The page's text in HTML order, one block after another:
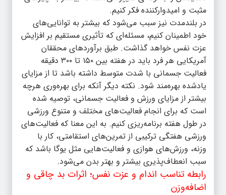
مثبت و امیدوارکننده فکر کنیم.
در بلندمدت نیز سبب می‌شود که بیشتر به توانایی‌های
خود اطمینان کنیم، مسئله‌ای که تأثیری مستقیم بر افزایش
عزت نفس خواهد گذاشت. طبق برآوردهای محققان
آمریکایی هر فرد باید در هفته بین ۱۵۰ تا ۳۰۰ دقیقه
فعالیت جسمانی با شدت متوسط داشته باشد تا از مزایای
یادشده بهره‌مند شود. نکته دیگر آنکه برای بهره‌وری هرچه
بیشتر از مزایای ورزش و فعالیت جسمانی، توصیه شده
است که برای انجام فعالیت‌های مختلف و متنوع ورزشی
در طول هفته برنامه‌ریزی کنیم. به این معنا که فعالیت‌های
ورزشی هفتگی ترکیبی از تمرین‌های استقامتی، کار با
وزنه، ورزش‌های هوازی و فعالیت‌هایی مثل یوگا باشد که
سبب انعطاف‌پذیری بیشتر و بهتر بدن می‌شود.
رابطه تناسب اندام و عزت نفس؛ اثرات بد چاقی و
اضافه‌وزن